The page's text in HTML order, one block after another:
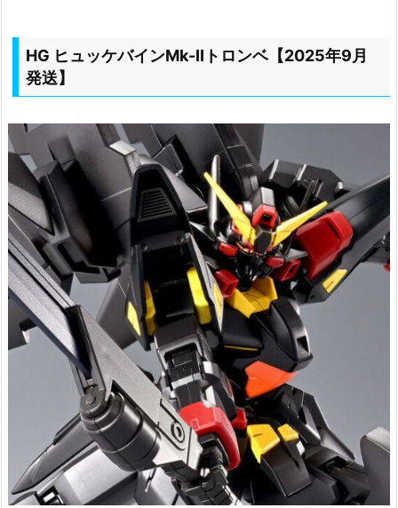
HG ヒュッケバインMk-IIトロンベ【2025年9月
発送】